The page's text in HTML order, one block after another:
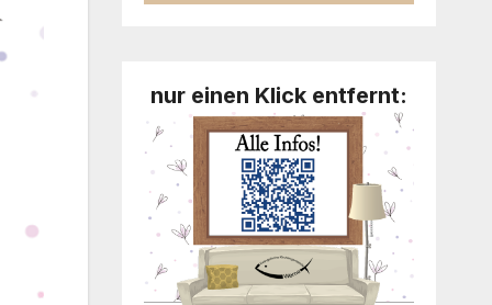
nur einen Klick entfernt: